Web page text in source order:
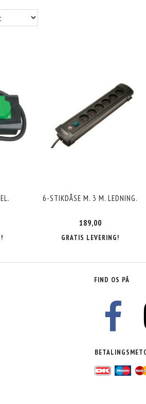
6-STIKDÅSE M. 3 M. LEDNING.
189,00
GRATIS LEVERING!
FIND OS PÅ